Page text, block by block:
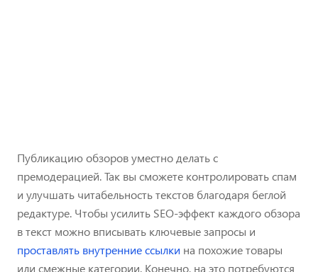
Публикацию обзоров уместно делать с
премодерацией. Так вы сможете контролировать спам
и улучшать читабельность текстов благодаря беглой
редактуре. Чтобы усилить SEO-эффект каждого обзора
в текст можно вписывать ключевые запросы и
проставлять внутренние ссылки на похожие товары
или смежные категории. Конечно, на это потребуются